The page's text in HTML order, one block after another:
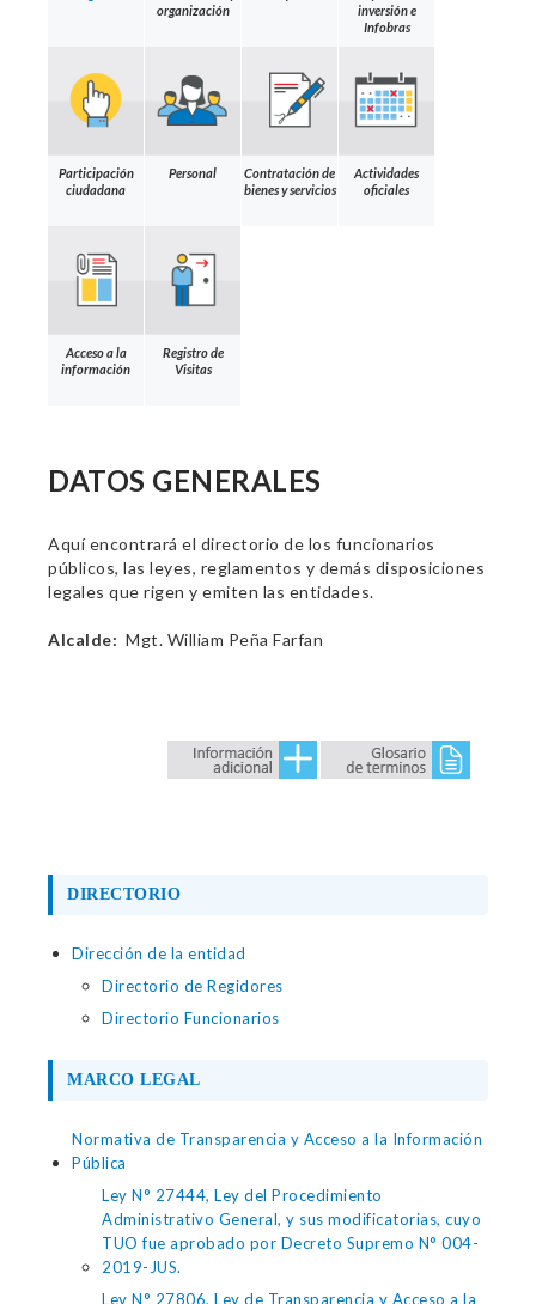
organización
inversión e
Infobras
Participación
ciudadana
Personal
Contratación de
bienes y servicios
Actividades
oficiales
Acceso a la
información
Registro de
Visitas
DATOS GENERALES
Aquí encontrará el directorio de los funcionarios
públicos, las leyes, reglamentos y demás disposiciones
legales que rigen y emiten las entidades.
Alcalde: Mgt. William Peña Farfan
DIRECTORIO
Dirección de la entidad
Directorio de Regidores
Directorio Funcionarios
MARCO LEGAL
Normativa de Transparencia y Acceso a la Información
Pública
Ley N° 27444, Ley del Procedimiento
Administrativo General, y sus modificatorias, cuyo
TUO fue aprobado por Decreto Supremo N° 004-
2019-JUS.
Ley N° 27806, Ley de Transparencia y Acceso a la